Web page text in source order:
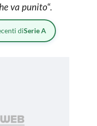
va punito“.
diSerie A